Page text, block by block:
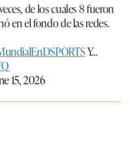
de los cuales 8 fueron
en el fondo de las redes.
Y…
15, 2026